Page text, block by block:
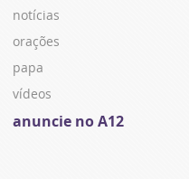
notícias
orações
papa
vídeos
anuncie no A12